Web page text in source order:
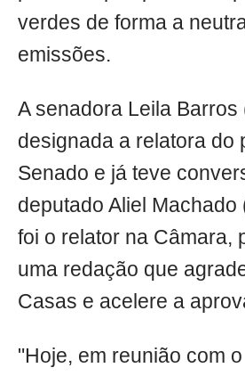
verdes de forma a
emissões.
A senadora Leila Barros
designada a relatora do
Senado e já teve
deputado Aliel Machado
foi o relator na Câmara,
uma redação que
Casas e acelere a
"Hoje, em reunião com